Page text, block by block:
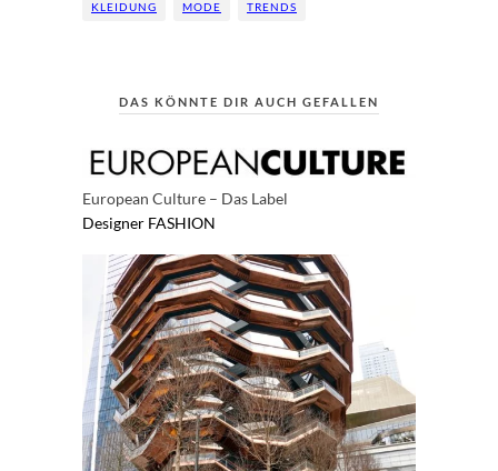
KLEIDUNG MODE TRENDS
DAS KÖNNTE DIR AUCH GEFALLEN
European Culture – Das Label
Designer FASHION